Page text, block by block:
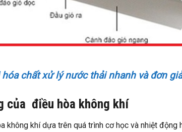
hóa chất xử lý nước thải nhanh và đơn
của điều hòa không khí
không khí dựa trên quá trình cơ học và nhiệt động